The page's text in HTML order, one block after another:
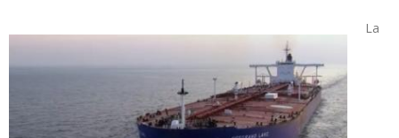
La